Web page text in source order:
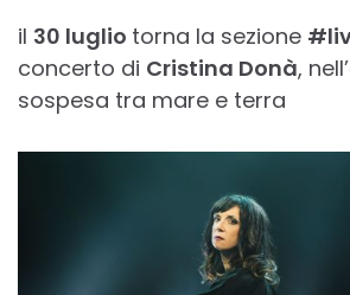
il 30 luglio torna la sezione
concerto di Cristina Donà,
sospesa tra mare e terra